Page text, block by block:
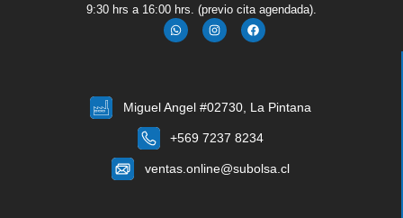
9:30 hrs a 16:00 hrs. (previo cita agendada).
Miguel Angel #02730, La Pintana
+569 7237 8234
ventas.online@subolsa.cl